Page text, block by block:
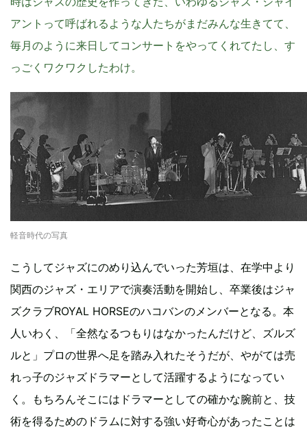
アントって呼ばれるような人たちがまだみんな生きてて、
毎月のように来日してコンサートをやってくれてたし、す
っごくワクワクしたわけ。
軽音時代の写真
こうしてジャズにのめり込んでいった芳垣は、在学中より
関西のジャズ・エリアで演奏活動を開始し、卒業後はジャ
ズクラブROYAL HORSEのハコバンのメンバーとなる。本
人いわく、「全然なるつもりはなかったんだけど、ズルズ
ルと」プロの世界へ足を踏み入れたそうだが、やがては売
れっ子のジャズドラマーとして活躍するようになってい
く。もちろんそこにはドラマーとしての確かな腕前と、技
術を得るためのドラムに対する強い好奇心があったことは